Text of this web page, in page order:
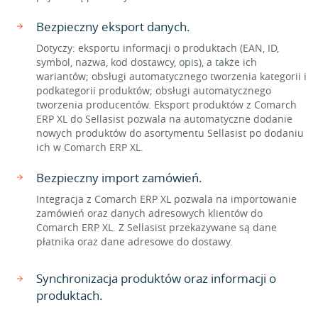
Bezpieczny eksport danych.
Dotyczy: eksportu informacji o produktach (EAN, ID,
symbol, nazwa, kod dostawcy, opis), a także ich
wariantów; obsługi automatycznego tworzenia kategorii i
podkategorii produktów; obsługi automatycznego
tworzenia producentów. Eksport produktów z Comarch
ERP XL do Sellasist pozwala na automatyczne dodanie
nowych produktów do asortymentu Sellasist po dodaniu
ich w Comarch ERP XL.
Bezpieczny import zamówień.
Integracja z Comarch ERP XL pozwala na importowanie
zamówień oraz danych adresowych klientów do
Comarch ERP XL. Z Sellasist przekazywane są dane
płatnika oraz dane adresowe do dostawy.
Synchronizacja produktów oraz informacji o
produktach.